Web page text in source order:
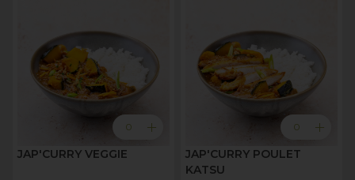
0 add
JAP'CURRY VEGGIE
0 add
JAP'CURRY POULET
KATSU